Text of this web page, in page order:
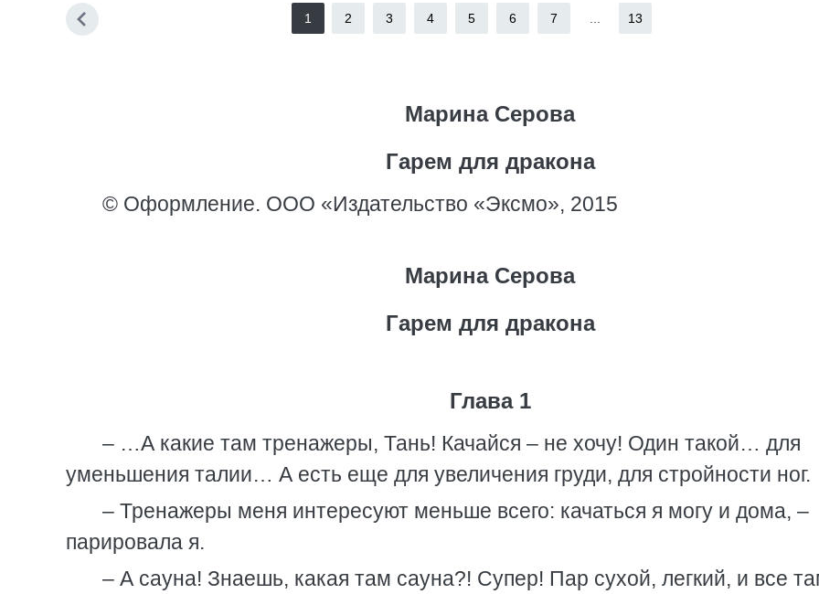
1 2 3 4 5 6 7 13
Марина Серова
Гарем для дракона
© Оформление. ООО «Издательство «Эксмо», 2015
Марина Серова
Гарем для дракона
Глава 1
– …А какие там тренажеры, Тань! Качайся – не хочу! Один такой… для
уменьшения талии… А есть еще для увеличения груди, для стройности ног.
– Тренажеры меня интересуют меньше всего: качаться я могу и дома, –
парировала я.
– А сауна! Знаешь, какая там сауна?! Супер! Пар сухой, легкий, и все